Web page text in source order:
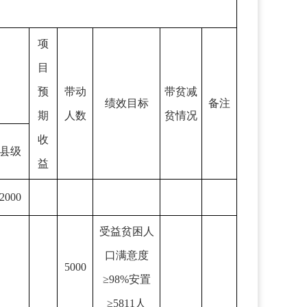
项
目
预
期
收
益
带动
人数
绩效目标
带贫减
贫情况
备注
县级
2000
5000
受益贫困人
口满意度
≥98%安置
≥5811人